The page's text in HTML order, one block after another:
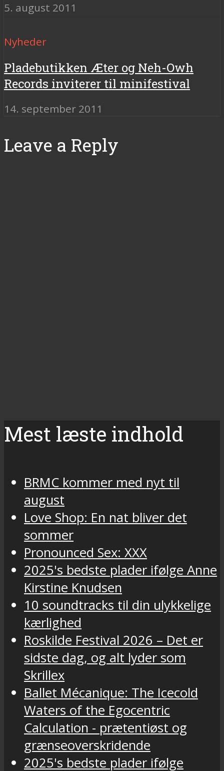
5. august 2011
Nyheder
Pladebutikken Æter og Neh-Owh
Records inviterer til minifestival
14. september 2011
Leave a Reply
Mest læste indhold
BRMC kommer med nyt til
august
Love Shop: En nat bliver det
sommer
Pronounced Sex: XXX
2025's bedste plader ifølge Anne
Kirstine Knudsen
10 soundtracks til din ulykkelige
kærlighed
Roskilde Festival 2026 – Det er
sidste dag, og alt lyder som
Skrillex
Ballet Mécanique: The Icecold
Waters of the Egocentric
Calculation - prætentiøst og
grænseoverskridende
2025's bedste plader ifølge